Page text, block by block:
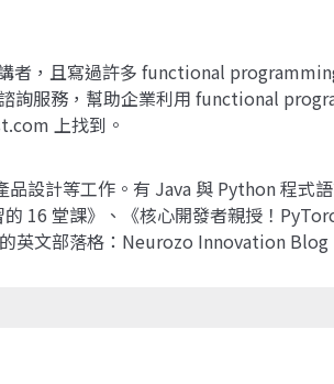
，且寫過許多 functional
服務，幫助企業利用 functional
上找到。
設計等工作。有 Java 與 Python 程式
16 堂課》、《核心開發者親授！
英文部落格：Neurozo Innovation Blog